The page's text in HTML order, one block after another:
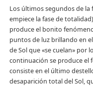
Los últimos segundos de la
empiece la fase de
produce el bonito
puntos de luz brillando en
de Sol que «se cuelan» por
continuación se produce el
consiste en el último
desaparición total del Sol,